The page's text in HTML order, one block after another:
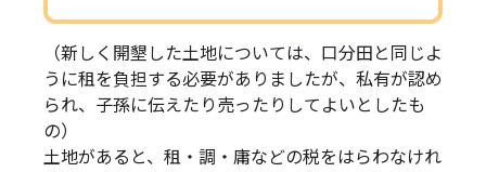
（新しく開墾した土地については、口分田と同じよ
うに租を負担する必要がありましたが、私有が認め
られ、子孫に伝えたり売ったりしてよいとしたも
の）
土地があると、租・調・庸などの税をはらわなけれ